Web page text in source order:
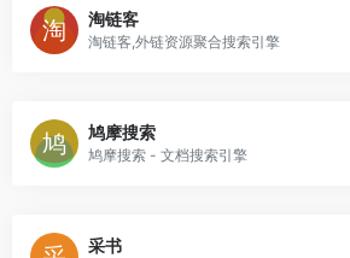
淘链客
淘链客,外链资源聚合搜索引擎
鸠摩搜索
鸠摩搜索 - 文档搜索引擎
采书